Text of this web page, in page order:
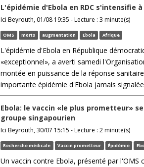
L'épidémie d'Ebola en RDC s'intensifie
Ici Beyrouth, 01/08 19:35 - Lecture : 3 minute(s)
OMS morts augmentation Ebola Afrique
L'épidémie d'Ebola en République
«exceptionnel», a averti samedi
montée en puissance de la réponse
importante épidémie d'Ebola jamais
Ebola: le vaccin «le plus prometteur»
groupe singapourien
Ici Beyrouth, 30/07 15:15 - Lecture : 2 minute(s)
Recherche médicale Vaccin prometteur Épidémie
Un vaccin contre Ebola, présenté par